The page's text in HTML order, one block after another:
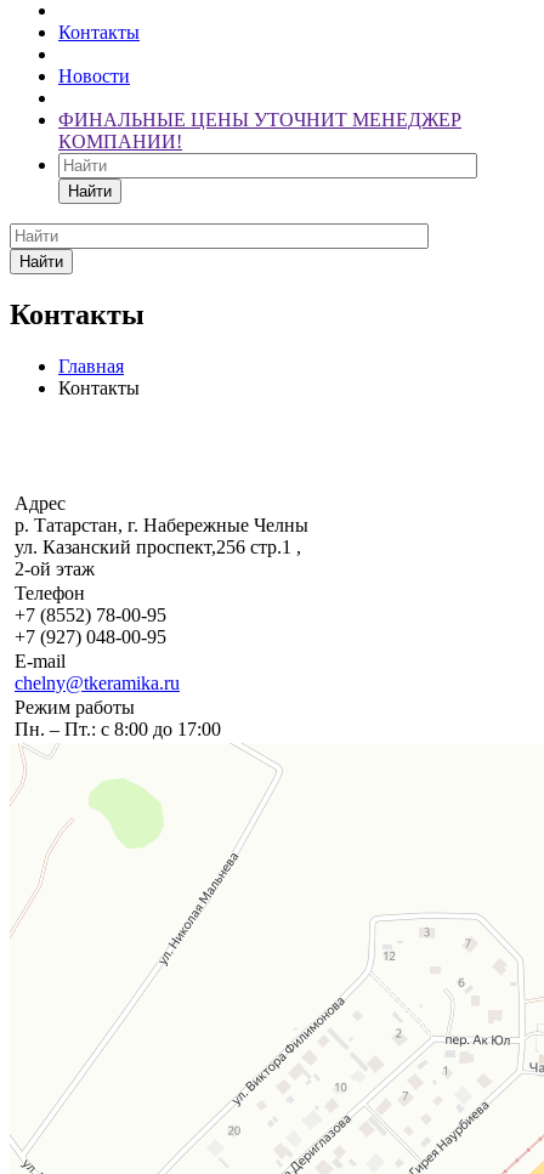
Контакты
Новости
ФИНАЛЬНЫЕ ЦЕНЫ УТОЧНИТ МЕНЕДЖЕР
КОМПАНИИ!
Найти
Найти
Контакты
Главная
Контакты
Адрес
р. Татарстан, г. Набережные Челны
ул. Казанский проспект,256 стр.1 ,
2-ой этаж
Телефон
+7 (8552) 78-00-95
+7 (927) 048-00-95
E-mail
chelny@tkeramika.ru
Режим работы
Пн. – Пт.: с 8:00 до 17:00